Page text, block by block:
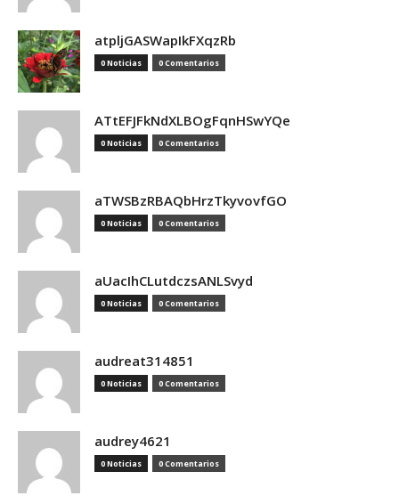
atpljGASWapIkFXqzRb
0 Noticias 0 Comentarios
ATtEFJFkNdXLBOgFqnHSwYQe
0 Noticias 0 Comentarios
aTWSBzRBAQbHrzTkyvovfGO
0 Noticias 0 Comentarios
aUacIhCLutdczsANLSvyd
0 Noticias 0 Comentarios
audreat314851
0 Noticias 0 Comentarios
audrey4621
0 Noticias 0 Comentarios